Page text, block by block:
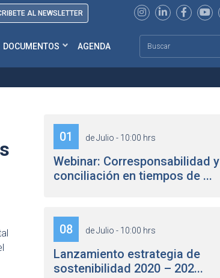
AL NEWSLETTER
DOCUMENTOS AGENDA
01 de Julio - 10:00 hrs
Webinar: Corresponsabilidad y
conciliación en tiempos de ...
08 de Julio - 10:00 hrs
Lanzamiento estrategia de
sostenibilidad 2020 – 202...